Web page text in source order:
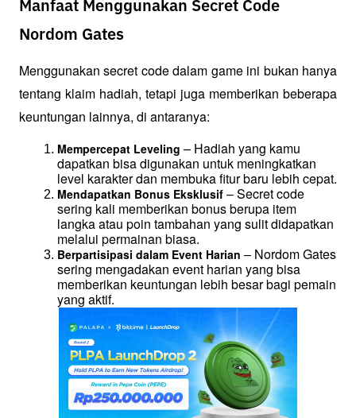
Manfaat Menggunakan Secret Code
Nordom Gates
Menggunakan secret code dalam game ini bukan hanya
tentang klaim hadiah, tetapi juga memberikan beberapa
keuntungan lainnya, di antaranya:
Mempercepat Leveling – Hadiah yang kamu
dapatkan bisa digunakan untuk meningkatkan
level karakter dan membuka fitur baru lebih cepat.
Mendapatkan Bonus Eksklusif – Secret code
sering kali memberikan bonus berupa item
langka atau poin tambahan yang sulit didapatkan
melalui permainan biasa.
Berpartisipasi dalam Event Harian – Nordom Gates
sering mengadakan event harian yang bisa
memberikan keuntungan lebih besar bagi pemain
yang aktif.